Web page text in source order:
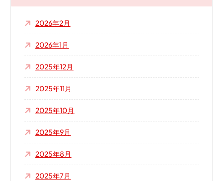
2026年2月
2026年1月
2025年12月
2025年11月
2025年10月
2025年9月
2025年8月
2025年7月